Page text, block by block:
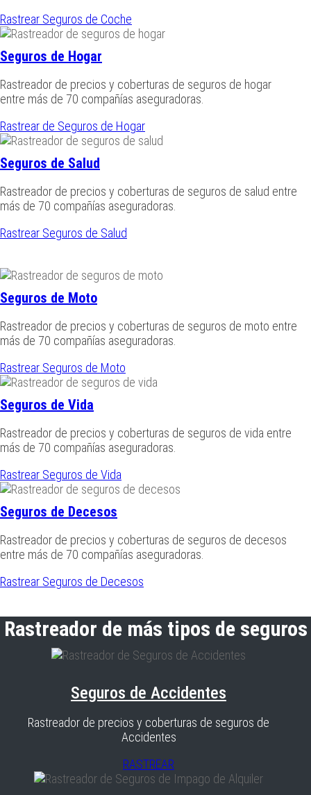
Rastrear Seguros de Coche
Seguros de Hogar
Rastreador de precios y coberturas de seguros de hogar
entre más de 70 compañías aseguradoras.
Rastrear de Seguros de Hogar
Seguros de Salud
Rastreador de precios y coberturas de seguros de salud entre
más de 70 compañías aseguradoras.
Rastrear Seguros de Salud
Seguros de Moto
Rastreador de precios y coberturas de seguros de moto entre
más de 70 compañías aseguradoras.
Rastrear Seguros de Moto
Seguros de Vida
Rastreador de precios y coberturas de seguros de vida entre
más de 70 compañías aseguradoras.
Rastrear Seguros de Vida
Seguros de Decesos
Rastreador de precios y coberturas de seguros de decesos
entre más de 70 compañías aseguradoras.
Rastrear Seguros de Decesos
Rastreador de más tipos de seguros
Seguros de Accidentes
Rastreador de precios y coberturas de seguros de
Accidentes
RASTREAR